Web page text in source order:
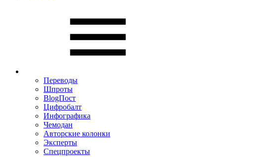
Переводы
Шпроты
BlogПост
Цифробалт
Инфографика
Чемодан
Авторские колонки
Эксперты
Спецпроекты